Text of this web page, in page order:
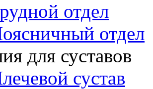
отдел
отдел
для суставов
сустав